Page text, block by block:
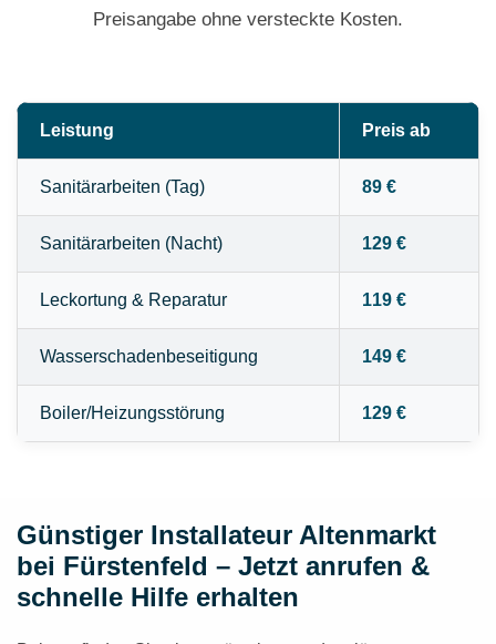
Preisangabe ohne versteckte Kosten.
Leistung Preis ab
Sanitärarbeiten (Tag) 89 €
Sanitärarbeiten (Nacht) 129 €
Leckortung & Reparatur 119 €
Wasserschadenbeseitigung 149 €
Boiler/Heizungsstörung 129 €
Günstiger Installateur Altenmarkt
bei Fürstenfeld – Jetzt anrufen &
schnelle Hilfe erhalten